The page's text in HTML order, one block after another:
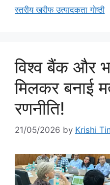
स्तरीय खरीफ उत्पादकता गोष्ठी
विश्व बैंक और
मिलकर बनाई
रणनीति!
21/05/2026 by Krishi